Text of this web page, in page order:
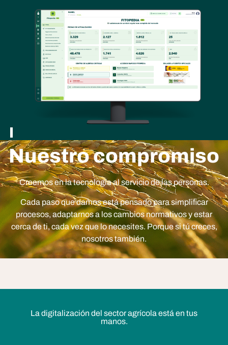
Nuestro compromiso
Creemos en la tecnología al servicio de las personas.
Cada paso que damos está pensado para simplificar
procesos, adaptarnos a los cambios normativos y estar
cerca de ti, cada vez que lo necesites. Porque si tú creces,
nosotros también.
La digitalización del sector agrícola está en tus
manos.